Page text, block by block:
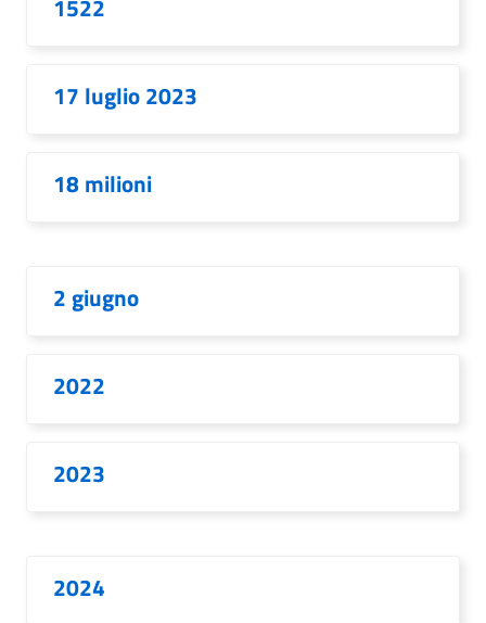
1522
17 luglio 2023
18 milioni
2 giugno
2022
2023
2024